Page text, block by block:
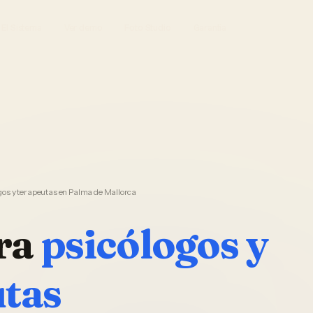
y terapeutas en Palma de Mallorca
psicólogos y